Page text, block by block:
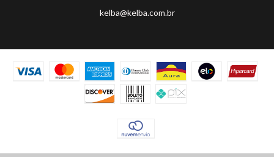
kelba@kelba.com.br